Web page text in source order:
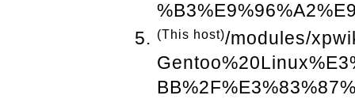
(This host)/modules/